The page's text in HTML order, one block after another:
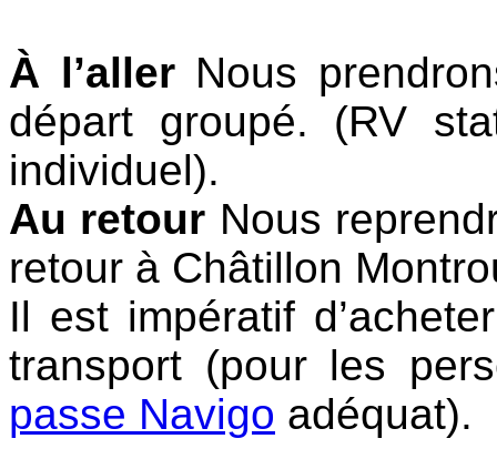
À l’allerNous
départ groupé. (RV
individuel).
Au retour Nous
retour à Châtillon
Il est impératif
transport (pour les
passe Navigo adéquat).